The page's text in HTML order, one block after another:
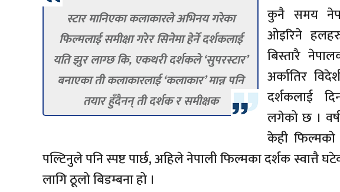
स्टार मानिएका कलाकारले अभिनय गरेका
फिल्मलाई समीक्षा गरेर सिनेमा हेर्ने दर्शकलाई
यति झुर लाग्छ कि, एकथरी दर्शकले ‘सुपरस्टार’
बनाएका ती कलाकारलाई ‘कलाकार’ मान्न पनि
तयार हुँदैनन् ती दर्शक र समीक्षक
कुनै समय
ओइरिने
बिस्तारै
अर्कातिर
दर्शकलाई
लगेको छ ।
केही फिल्मको
पल्टिनुले पनि स्पष्ट पार्छ, अहिले नेपाली फिल्मका दर्शक स्वात्तै
लागि ठूलो बिडम्बना हो ।